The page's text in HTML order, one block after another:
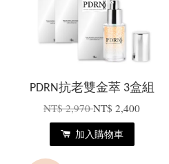
PDRN抗老雙金萃 3盒組
NT$ 2,970NT$ 2,400
加入購物車